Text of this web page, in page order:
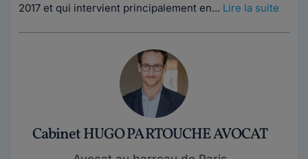
2017 et qui intervient principalement en... Lire la suite
Cabinet HUGO PARTOUCHE AVOCAT